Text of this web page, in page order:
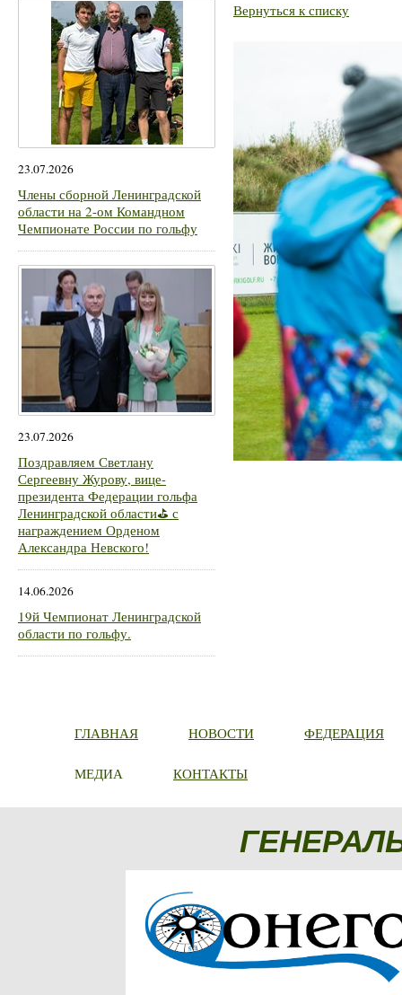
23.07.2026
Члены сборной Ленинградской
области на 2-ом Командном
Чемпионате России по гольфу
23.07.2026
Поздравляем Светлану
Сергеевну Журову, вице-
президента Федерации гольфа
Ленинградской области⛳ с
награждением Орденом
Александра Невского!
14.06.2026
19й Чемпионат Ленинградской
области по гольфу.
Вернуться к списку
ГЛАВНАЯ НОВОСТИ ФЕДЕРАЦИЯ
МЕДИА КОНТАКТЫ